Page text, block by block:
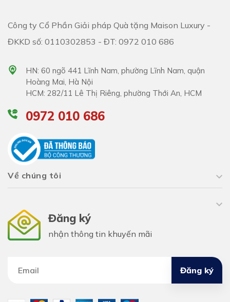
Công ty Cổ Phần Giải pháp Quà tặng Maison Luxury -
ĐKKD số: 0110302853 - ĐT: 0972 010 686
HN: 60 ngõ 441 Lĩnh Nam, phường Lĩnh Nam, quận
Hoàng Mai, Hà Nội
HCM: 282/11 Lê Thị Riêng, phường Thới An, HCM
0972 010 686
Về chúng tôi
Đăng ký
nhận thông tin khuyến mãi
Đăng ký